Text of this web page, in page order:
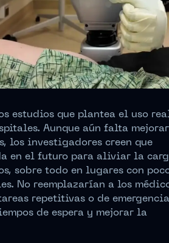
estudios que plantea el uso
Aunque aún falta mejorar
los investigadores creen que
en el futuro para aliviar la
sobre todo en lugares con
No reemplazarían a los
repetitivas o de
de espera y mejorar la